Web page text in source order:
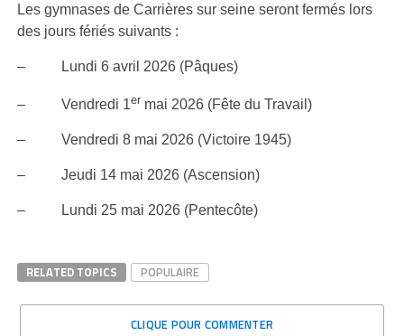
Les gymnases de Carrières sur seine seront fermés lors
des jours fériés suivants :
– Lundi 6 avril 2026 (Pâques)
– Vendredi 1er mai 2026 (Fête du Travail)
– Vendredi 8 mai 2026 (Victoire 1945)
– Jeudi 14 mai 2026 (Ascension)
– Lundi 25 mai 2026 (Pentecôte)
RELATED TOPICS POPULAIRE
CLIQUE POUR COMMENTER